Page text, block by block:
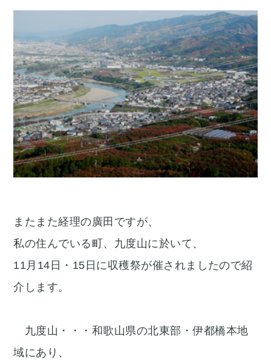
またまた経理の廣田ですが、
私の住んでいる町、九度山に於いて、
11月14日・15日に収穫祭が催されましたので紹
介します。
九度山・・・和歌山県の北東部・伊都橋本地
域にあり、